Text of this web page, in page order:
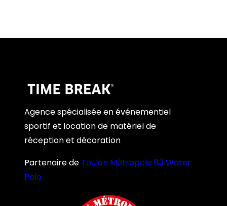
Agence spécialisée en événementiel
sportif et location de matériel de
réception et décoration
Partenaire de Toulon Métropole 83 Water
Polo